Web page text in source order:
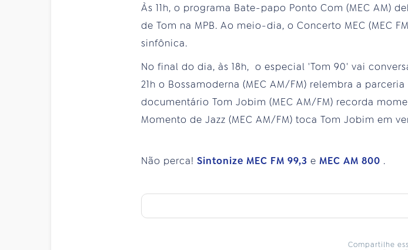
Às 11h, o programa Bate-papo Ponto Com (MEC AM)
de Tom na MPB. Ao meio-dia, o Concerto MEC (MEC
sinfônica.
No final do dia, às 18h, o especial 'Tom 90' vai
21h o Bossamoderna (MEC AM/FM) relembra a
documentário Tom Jobim (MEC AM/FM) recorda
Momento de Jazz (MEC AM/FM) toca Tom Jobim em
Não perca! Sintonize MEC FM 99,3 e MEC AM 800 .
Compartilhe